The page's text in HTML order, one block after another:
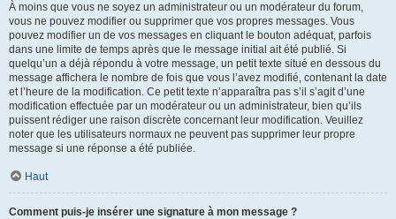
À moins que vous ne soyez un administrateur ou un modérateur du forum,
vous ne pouvez modifier ou supprimer que vos propres messages. Vous
pouvez modifier un de vos messages en cliquant le bouton adéquat, parfois
dans une limite de temps après que le message initial ait été publié. Si
quelqu’un a déjà répondu à votre message, un petit texte situé en dessous du
message affichera le nombre de fois que vous l’avez modifié, contenant la date
et l’heure de la modification. Ce petit texte n’apparaîtra pas s’il s’agit d’une
modification effectuée par un modérateur ou un administrateur, bien qu’ils
puissent rédiger une raison discrète concernant leur modification. Veuillez
noter que les utilisateurs normaux ne peuvent pas supprimer leur propre
message si une réponse a été publiée.
Haut
Comment puis-je insérer une signature à mon message ?